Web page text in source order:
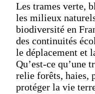
Les trames verte,
les milieux
biodiversité en
des continuités
le déplacement et
Qu’est-ce qu’une
relie forêts, haies,
protéger la vie